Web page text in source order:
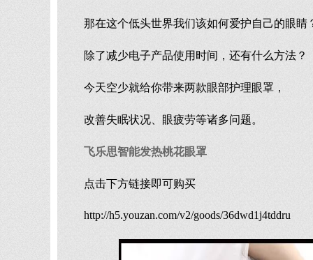
那在这个低头世界我们该如何爱护自己的眼睛
除了减少电子产品使用时间，还有什么方法？
今天空少就给你带来两款眼部护理眼罩，
改善失眠状况、眼疲劳等诸多问题。
飞乐思智能发热桃花眼罩
点击下方链接即可购买
http://h5.youzan.com/v2/goods/36dwd1j4tddru